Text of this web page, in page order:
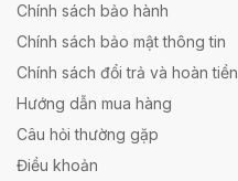
Chính sách bảo hành
Chính sách bảo mật thông tin
Chính sách đổi trả và hoàn tiền
Hướng dẫn mua hàng
Câu hỏi thường gặp
Điều khoản